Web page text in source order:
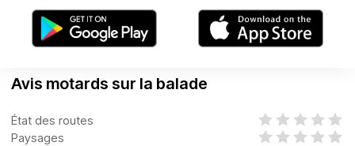
Avis motards sur la balade
État des routes
Paysages